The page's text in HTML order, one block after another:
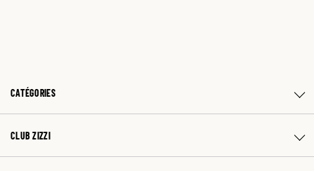
CATÉGORIES
CLUB ZIZZI